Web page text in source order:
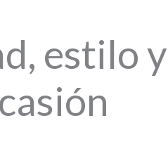
estilo y